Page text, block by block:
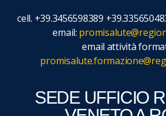
cell. +39.3456598389
email:
email attività
SEDE UFFICIO